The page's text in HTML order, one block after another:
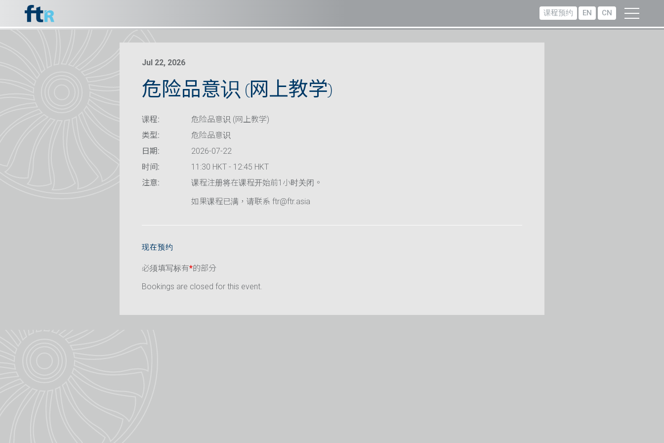
课程预约 EN CN
Jul 22, 2026
危险品意识 (网上教学)
课程:
危险品意识 (网上教学)
类型:
危险品意识
日期:
2026-07-22
时间:
11:30 HKT - 12:45 HKT
注意:
课程注册将在课程开始前1小时关闭。
如果课程已满，请联系 ftr@ftr.asia
现在预约
必须填写标有*的部分
Bookings are closed for this event.